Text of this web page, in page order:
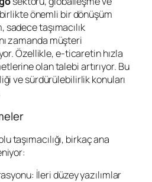
önemli bir dönüşüm
taşımacılık
zamanda müşteri
Özellikle, e-ticaretin hızla
olan talebi artırıyor. Bu
ve sürdürülebilirlik konuları
taşımacılığı, birkaç ana
İleri düzey yazılımlar